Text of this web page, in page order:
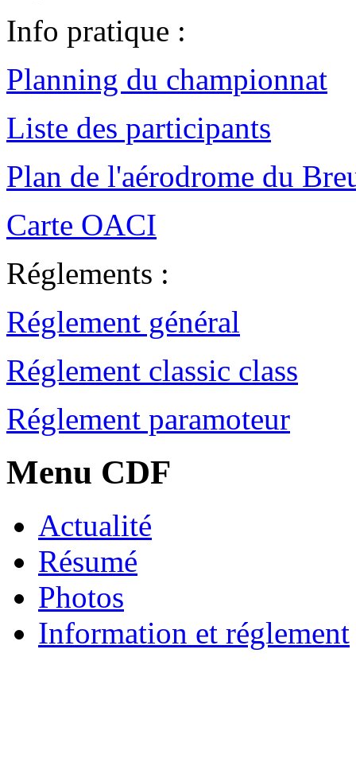
Info pratique :
Planning du championnat
Liste des participants
Plan de l'aérodrome du
Carte OACI
Réglements :
Réglement général
Réglement classic class
Réglement paramoteur
Menu CDF
Actualité
Résumé
Photos
Information et réglement